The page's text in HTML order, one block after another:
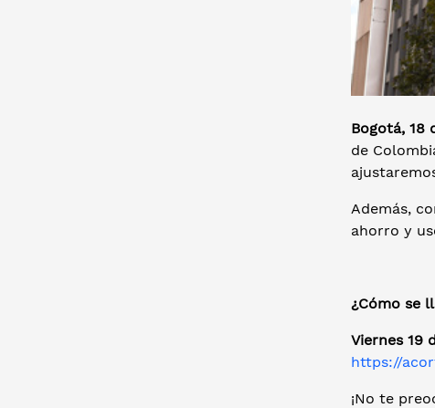
Bogotá, 18
de
Además,
ahorro y
¿Cómo se
Viernes 19
https://
¡No te